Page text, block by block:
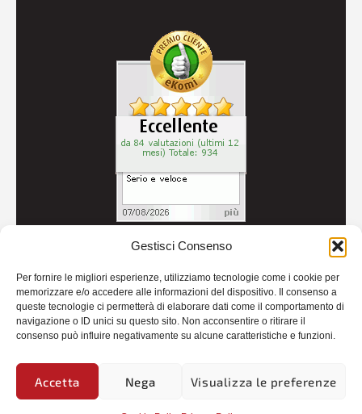
Gestisci Consenso
Per fornire le migliori esperienze, utilizziamo tecnologie come i cookie per
memorizzare e/o accedere alle informazioni del dispositivo. Il consenso a
queste tecnologie ci permetterà di elaborare dati come il comportamento di
navigazione o ID unici su questo sito. Non acconsentire o ritirare il
consenso può influire negativamente su alcune caratteristiche e funzioni.
Accetta Nega Visualizza le preferenze
Credits